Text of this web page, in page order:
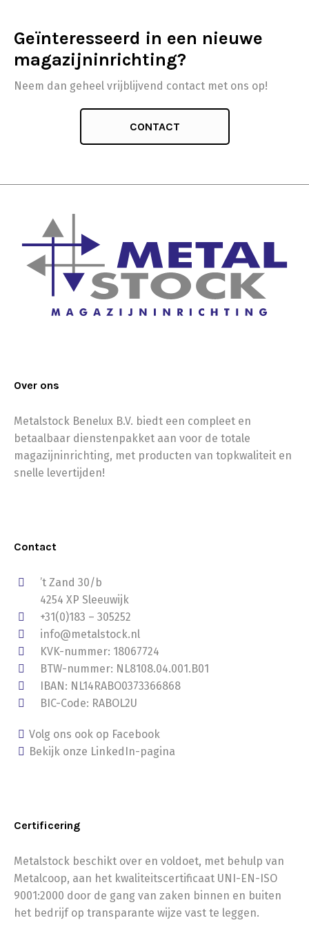
Geïnteresseerd in een nieuwe
magazijninrichting?
Neem dan geheel vrijblijvend contact met ons op!
CONTACT
Over ons
Metalstock Benelux B.V. biedt een compleet en
betaalbaar dienstenpakket aan voor de totale
magazijninrichting, met producten van topkwaliteit en
snelle levertijden!
Contact
’t Zand 30/b
4254 XP Sleeuwijk
+31(0)183 – 305252
info@metalstock.nl
KVK-nummer: 18067724
BTW-nummer: NL8108.04.001.B01
IBAN: NL14RABO0373366868
BIC-Code: RABOL2U
Volg ons ook op Facebook
Bekijk onze LinkedIn-pagina
Certificering
Metalstock beschikt over en voldoet, met behulp van
Metalcoop, aan het kwaliteitscertificaat UNI-EN-ISO
9001:2000 door de gang van zaken binnen en buiten
het bedrijf op transparante wijze vast te leggen.